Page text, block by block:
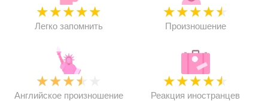
★★★★★
Легко запомнить
★★★★★
Произношение
★★★★
Английское произношение
★★★★★
Реакция иностранцев